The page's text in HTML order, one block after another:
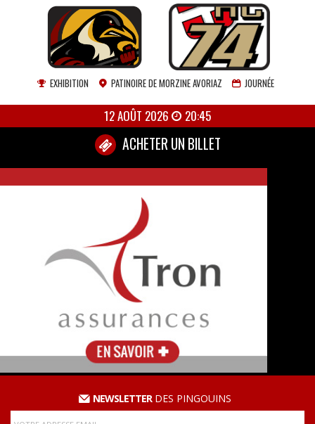
EXHIBITION PATINOIRE DE MORZINE AVORIAZ JOURNÉE
12 AOÛT 2026 20:45
ACHETER UN BILLET
NEWSLETTERDES PINGOUINS